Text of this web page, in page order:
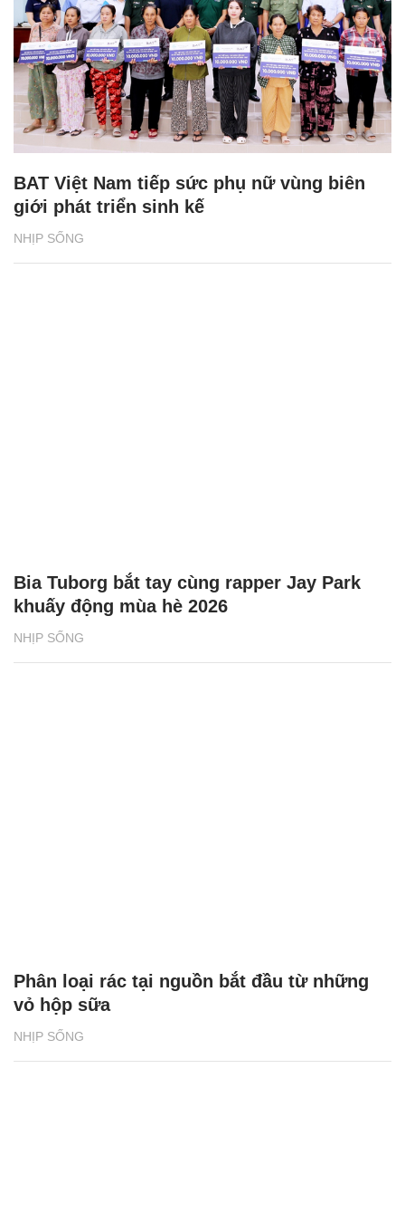
NHỊP SỐNG
BAT Việt Nam tiếp sức phụ nữ vùng biên
giới phát triển sinh kế
NHỊP SỐNG
Bia Tuborg bắt tay cùng rapper Jay Park
khuấy động mùa hè 2026
NHỊP SỐNG
Phân loại rác tại nguồn bắt đầu từ những
vỏ hộp sữa